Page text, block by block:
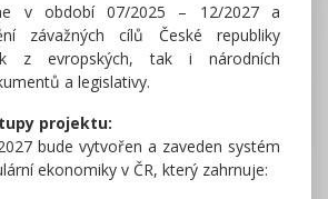
v období 07/2025 – 12/2027 a
závažných cílů České republiky
z evropských, tak i národních
a legislativy.
projektu:
bude vytvořen a zaveden systém
ekonomiky v ČR, který zahrnuje: